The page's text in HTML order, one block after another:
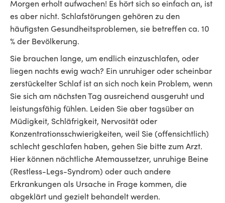
Morgen erholt aufwachen! Es hört sich so einfach an, ist
es aber nicht. Schlafstörungen gehören zu den
häufigsten Gesundheitsproblemen, sie betreffen ca. 10
% der Bevölkerung.
Sie brauchen lange, um endlich einzuschlafen, oder
liegen nachts ewig wach? Ein unruhiger oder scheinbar
zerstückelter Schlaf ist an sich noch kein Problem, wenn
Sie sich am nächsten Tag ausreichend ausgeruht und
leistungsfähig fühlen. Leiden Sie aber tagsüber an
Müdigkeit, Schläfrigkeit, Nervosität oder
Konzentrationsschwierigkeiten, weil Sie (offensichtlich)
schlecht geschlafen haben, gehen Sie bitte zum Arzt.
Hier können nächtliche Atemaussetzer, unruhige Beine
(Restless-Legs-Syndrom) oder auch andere
Erkrankungen als Ursache in Frage kommen, die
abgeklärt und gezielt behandelt werden.